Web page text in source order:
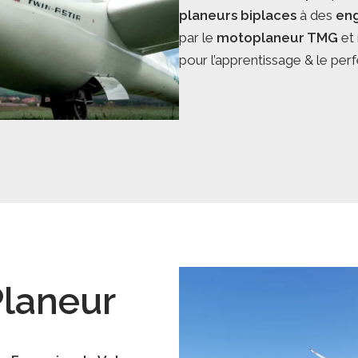
planeurs biplacesà des
par le motoplaneur TMG et
pour l’apprentissage & le